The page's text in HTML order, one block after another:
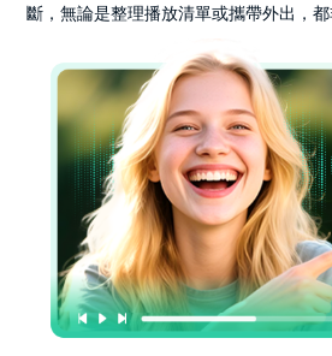
斷，無論是整理播放清單或攜帶外出，都